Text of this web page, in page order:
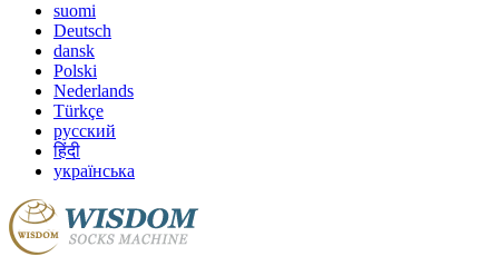
suomi
Deutsch
dansk
Polski
Nederlands
Türkçe
русский
हिंदी
українська